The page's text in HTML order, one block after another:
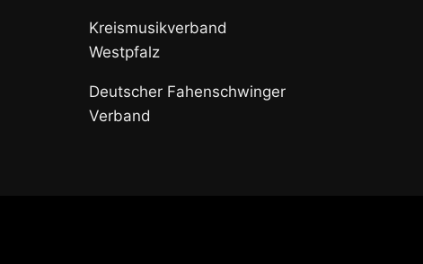
Kreismusikverband
Westpfalz
Deutscher Fahenschwinger
Verband